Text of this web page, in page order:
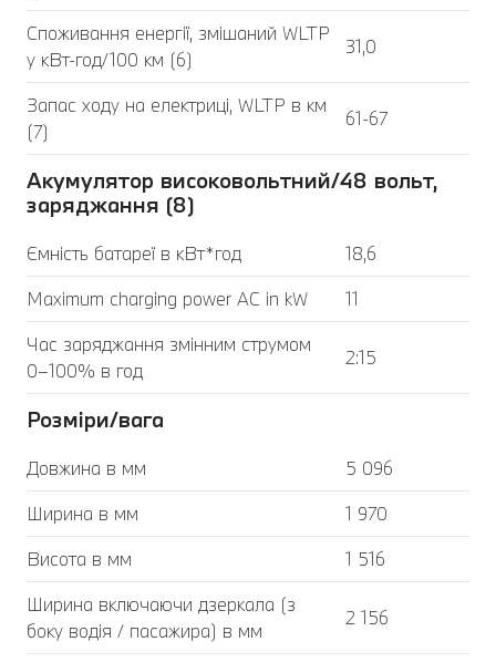
Споживання енергії, змішаний WLTP
у кВт-год/100 км (6)
31,0
Запас ходу на електриці, WLTP в км
(7)
61-67
Акумулятор високовольтний/48 вольт,
заряджання (8)
Ємність батареї в кВт*год
18,6
Maximum charging power AC in kW
11
Час заряджання змінним струмом
0–100% в год
2:15
Розміри/вага
Довжина в мм
5 096
Ширина в мм
1 970
Висота в мм
1 516
Ширина включаючи дзеркала (з
боку водія / пасажира) в мм
2 156